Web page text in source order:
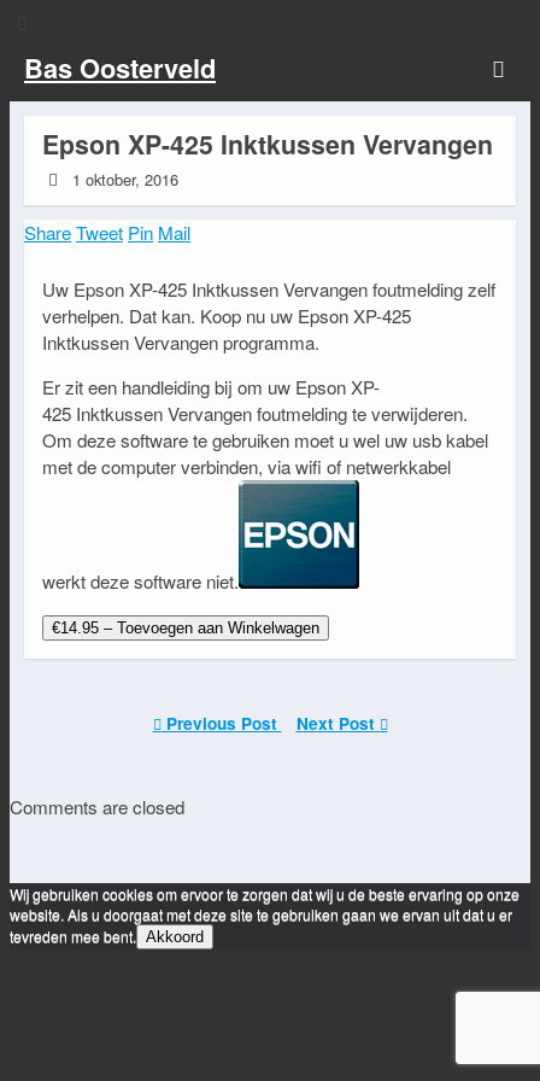
Bas Oosterveld
Epson XP-425 Inktkussen Vervangen
1 oktober, 2016
ShareTweet Pin Mail
Uw Epson XP-425 Inktkussen Vervangen foutmelding zelf
verhelpen. Dat kan. Koop nu uw Epson XP-425
Inktkussen Vervangen programma.
Er zit een handleiding bij om uw Epson XP-
425 Inktkussen Vervangen foutmelding te verwijderen.
Om deze software te gebruiken moet u wel uw usb kabel
met de computer verbinden, via wifi of netwerkkabel
werkt deze software niet.
€14.95 – Toevoegen aan Winkelwagen
Previous Post Next Post
Comments are closed
Wij gebruiken cookies om ervoor te zorgen dat wij u de beste ervaring op onze
website. Als u doorgaat met deze site te gebruiken gaan we ervan uit dat u er
tevreden mee bent. Akkoord